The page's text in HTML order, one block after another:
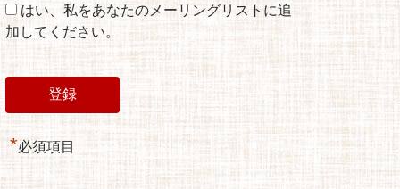
はい、私をあなたのメーリングリストに追
加してください。
*必須項目